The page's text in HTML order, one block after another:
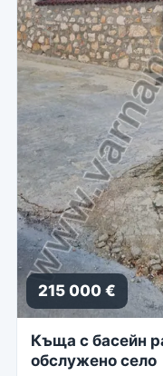
215 000 €
Къща с басейн
обслужено село